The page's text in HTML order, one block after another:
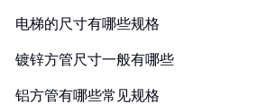
电梯的尺寸有哪些规格
镀锌方管尺寸一般有哪些
铝方管有哪些常见规格